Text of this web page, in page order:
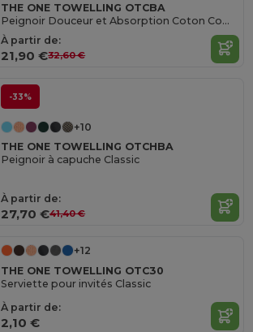
THE ONE TOWELLING OTCBA
Peignoir Douceur et Absorption Coton Combed
À partir de:
21,90 €32,60 €
-33%
+10
THE ONE TOWELLING OTCHBA
Peignoir à capuche Classic
À partir de:
27,70 €41,40 €
+12
THE ONE TOWELLING OTC30
Serviette pour invités Classic
À partir de:
2,10 €